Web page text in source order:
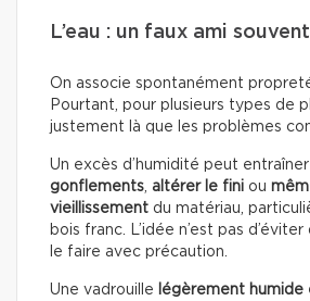
L’eau : un faux ami
On associe spontanément
Pourtant, pour plusieurs types de
justement là que les problèmes
Un excès d’humidité peut
gonflements altérer le fini ou
vieillissement du matériau,
bois franc. L’idée n’est pas
le faire avec précaution.
Une vadrouille
légèrement